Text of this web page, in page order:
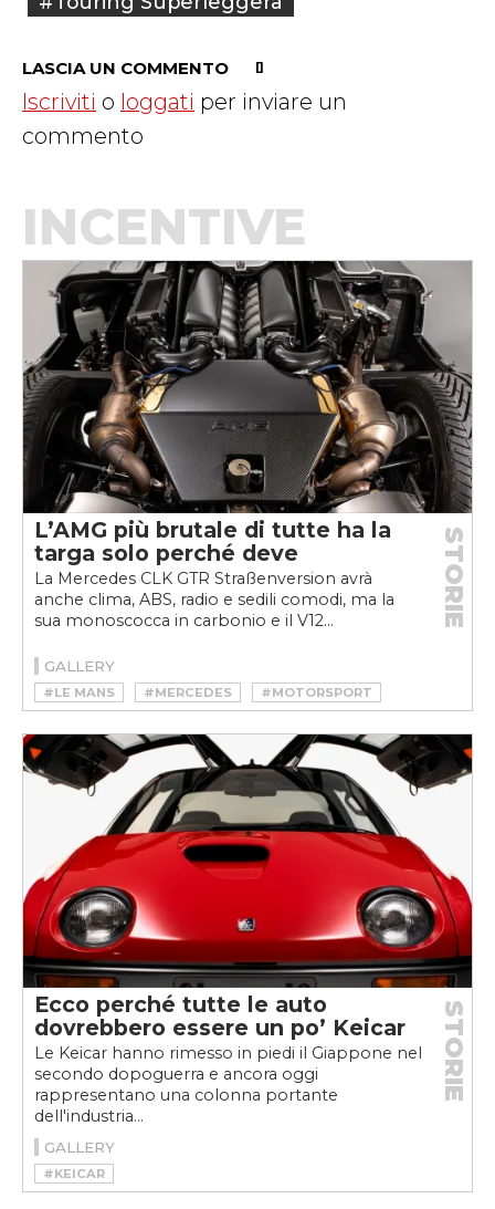
LASCIA UN COMMENTO
Iscriviti o loggati per inviare un
commento
INCENTIVE
L’AMG più brutale di tutte ha la
targa solo perché deve
La Mercedes CLK GTR Straßenversion avrà
anche clima, ABS, radio e sedili comodi, ma la
sua monoscocca in carbonio e il V12...
STORIE
GALLERY
#LE MANS #MERCEDES #MOTORSPORT
Ecco perché tutte le auto
dovrebbero essere un po’ Keicar
Le Keicar hanno rimesso in piedi il Giappone nel
secondo dopoguerra e ancora oggi
rappresentano una colonna portante
dell'industria...
STORIE
GALLERY
#KEICAR